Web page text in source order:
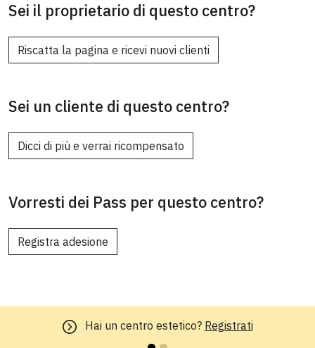
Sei il proprietario di questo centro?
Riscatta la pagina e ricevi nuovi clienti
Sei un cliente di questo centro?
Dicci di più e verrai ricompensato
Vorresti dei Pass per questo centro?
Registra adesione
Hai un centro estetico? Registrati